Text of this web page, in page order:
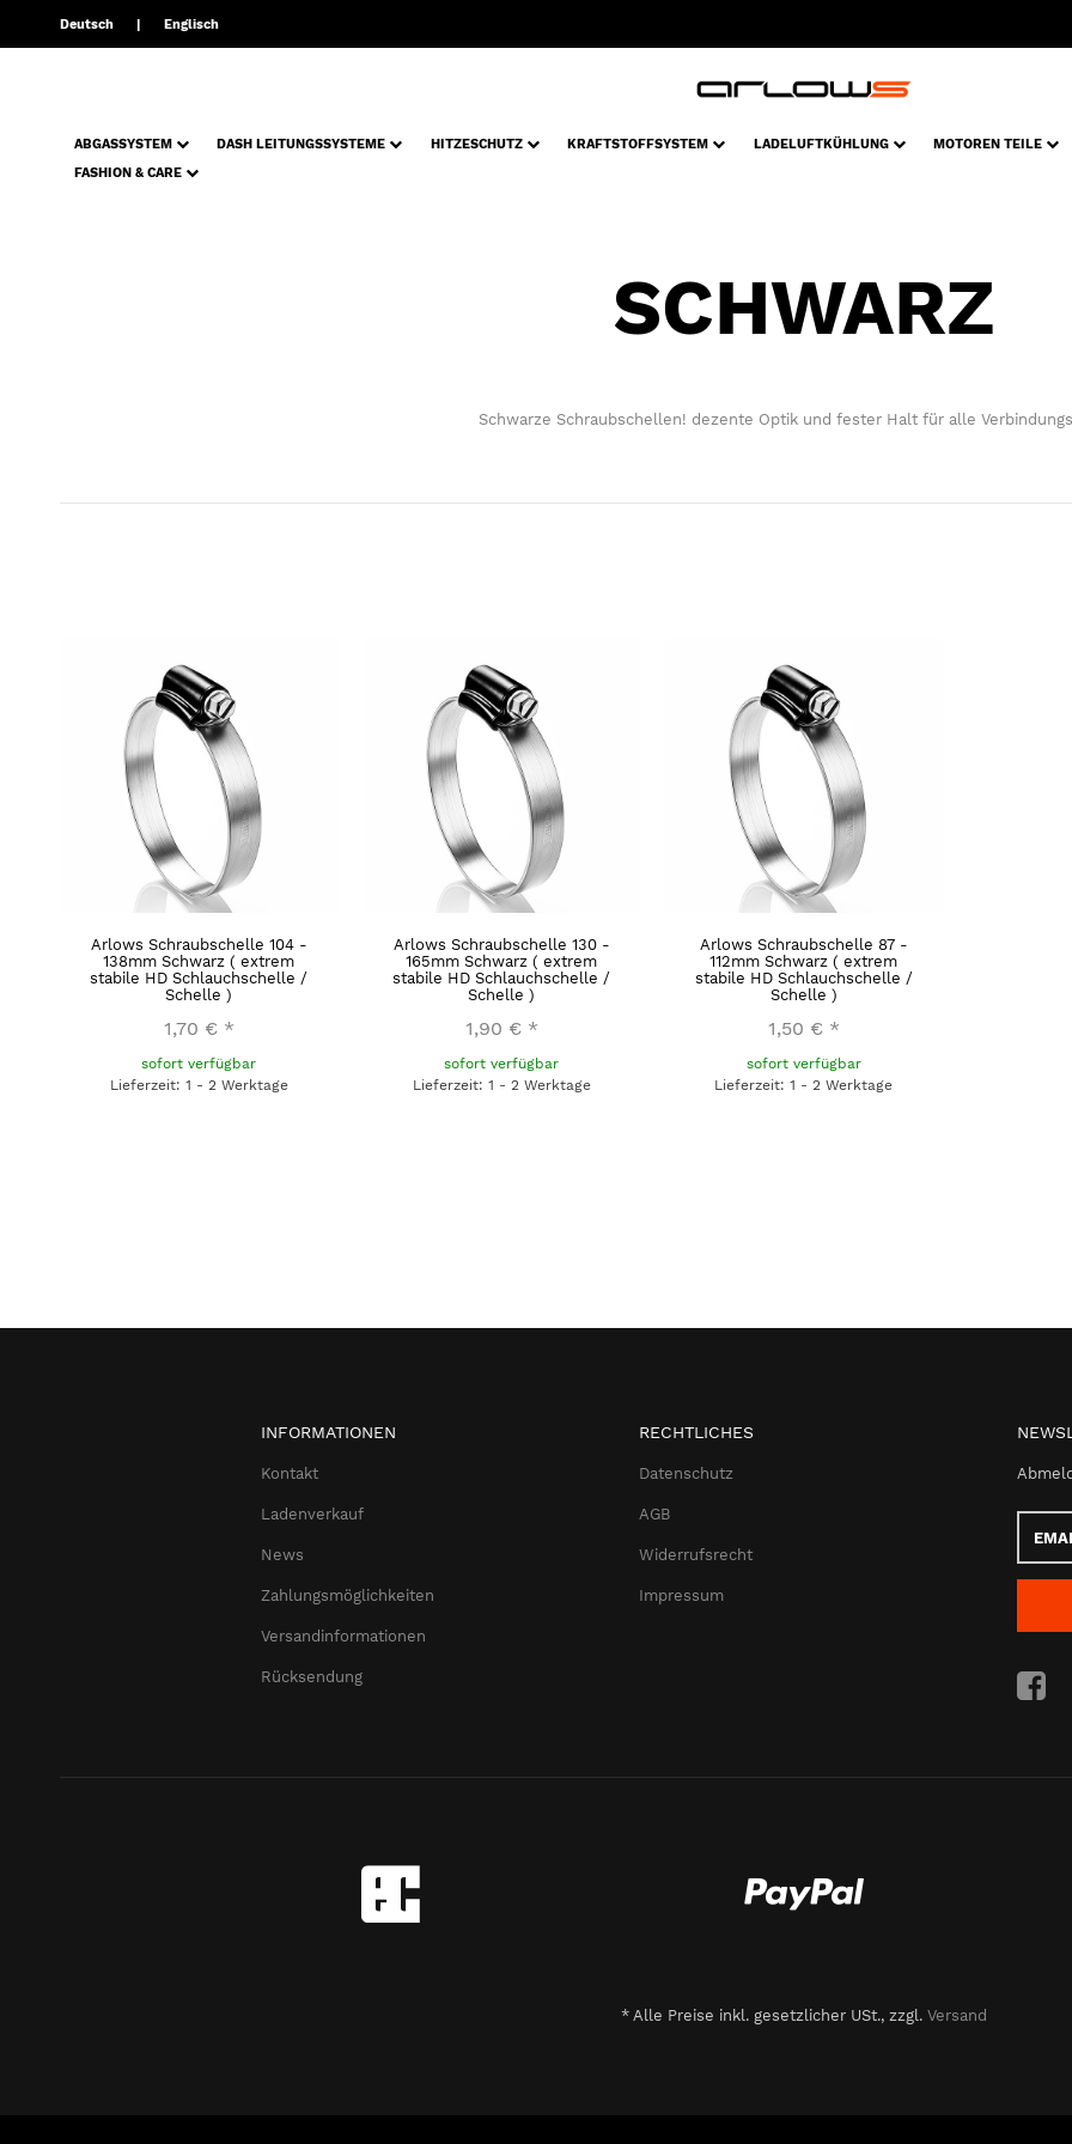
Deutsch Englisch
ABGASSYSTEM DASH LEITUNGSSYSTEME HITZESCHUTZ KRAFTSTOFFSYSTEM LADELUFTKÜHLUNG MOTOREN TEILE
FASHION & CARE
SCHWARZ
Schwarze Schraubschellen! dezente Optik und fester Halt für alle
Arlows Schraubschelle 104 -
138mm Schwarz ( extrem
stabile HD Schlauchschelle /
Schelle )
1,70 € *
sofort verfügbar
Lieferzeit: 1 - 2 Werktage
Arlows Schraubschelle 130 -
165mm Schwarz ( extrem
stabile HD Schlauchschelle /
Schelle )
1,90 € *
sofort verfügbar
Lieferzeit: 1 - 2 Werktage
Arlows Schraubschelle 87 -
112mm Schwarz ( extrem
stabile HD Schlauchschelle /
Schelle )
1,50 € *
sofort verfügbar
Lieferzeit: 1 - 2 Werktage
INFORMATIONEN
Kontakt
Ladenverkauf
News
Zahlungsmöglichkeiten
Versandinformationen
Rücksendung
RECHTLICHES
Datenschutz
AGB
Widerrufsrecht
Impressum
* Alle Preise inkl. gesetzlicher USt., zzgl. Versand